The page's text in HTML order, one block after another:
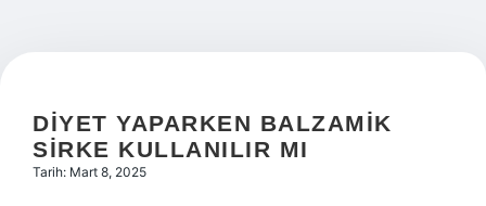
DIYET YAPARKEN BALZAMIK
SIRKE KULLANILIR MI
Tarih: Mart 8, 2025